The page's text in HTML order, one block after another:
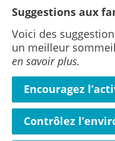
Suggestions aux
Voici des
un meilleur
en savoir plus.
Encouragez
Contrôlez